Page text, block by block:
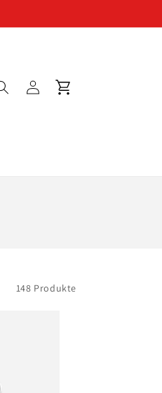
EinloggenWarenkorb
148 Produkte